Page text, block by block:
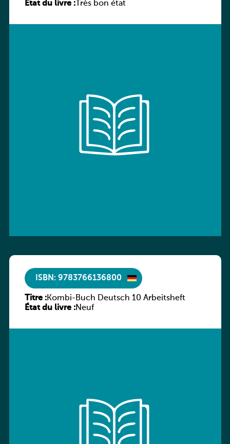
État du livre :Très bon état
ISBN: 9783766136800
Titre :Kombi-Buch Deutsch 10 Arbeitsheft
État du livre :Neuf